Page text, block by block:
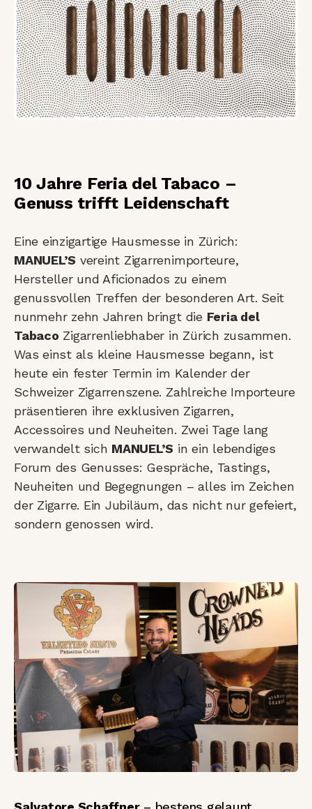
10 Jahre Feria del Tabaco –
Genuss trifft Leidenschaft
Eine einzigartige Hausmesse in Zürich:
MANUEL’S vereint Zigarrenimporteure,
Hersteller und Aficionados zu einem
genussvollen Treffen der besonderen Art. Seit
nunmehr zehn Jahren bringt die Feria del
Tabaco Zigarrenliebhaber in Zürich zusammen.
Was einst als kleine Hausmesse begann, ist
heute ein fester Termin im Kalender der
Schweizer Zigarrenszene. Zahlreiche Importeure
präsentieren ihre exklusiven Zigarren,
Accessoires und Neuheiten. Zwei Tage lang
verwandelt sich MANUEL’S in ein lebendiges
Forum des Genusses: Gespräche, Tastings,
Neuheiten und Begegnungen – alles im Zeichen
der Zigarre. Ein Jubiläum, das nicht nur gefeiert,
sondern genossen wird.